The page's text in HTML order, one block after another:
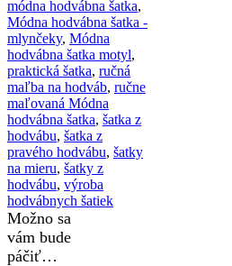
módna hodvábna šatka,
Módna hodvábna šatka -
mlynčeky, Módna
hodvábna šatka motyl,
praktická šatka, ručná
maľba na hodváb, ručne
maľovaná Módna
hodvábna šatka, šatka z
hodvábu, šatka z
pravého hodvábu, šatky
na mieru, šatky z
hodvábu, výroba
hodvábnych šatiek
Možno sa
vám bude
páčiť…